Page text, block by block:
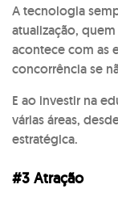
A tecnologia
atualização, quem
acontece com as
concorrência se
E ao investir na
várias áreas,
estratégica.
#3 Atração